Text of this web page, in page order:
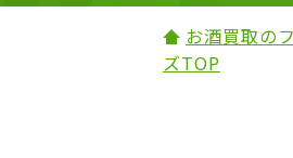
お酒買取の
ズTOP